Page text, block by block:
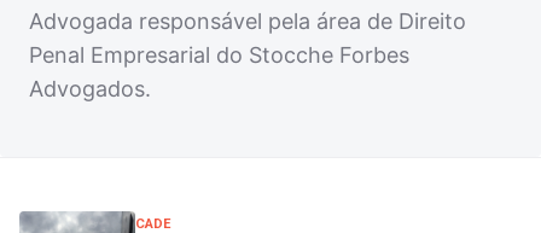
Advogada responsável pela área de Direito
Penal Empresarial do Stocche Forbes
Advogados.
CADE